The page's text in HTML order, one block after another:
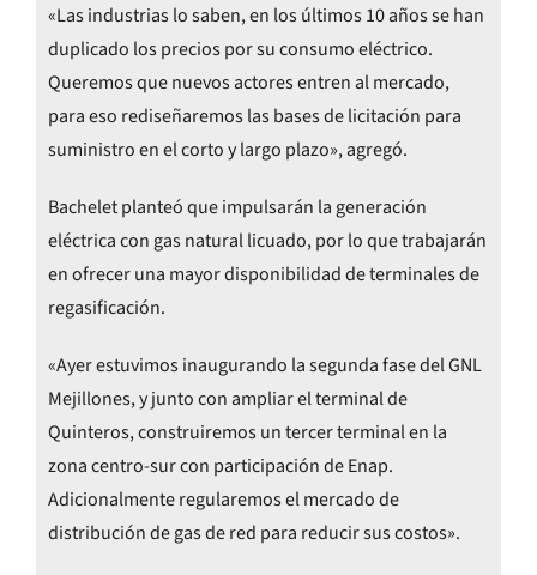
«Las industrias lo saben, en los últimos 10 años se han
duplicado los precios por su consumo eléctrico.
Queremos que nuevos actores entren al mercado,
para eso rediseñaremos las bases de licitación para
suministro en el corto y largo plazo», agregó.
Bachelet planteó que impulsarán la generación
eléctrica con gas natural licuado, por lo que trabajarán
en ofrecer una mayor disponibilidad de terminales de
regasificación.
«Ayer estuvimos inaugurando la segunda fase del GNL
Mejillones, y junto con ampliar el terminal de
Quinteros, construiremos un tercer terminal en la
zona centro-sur con participación de Enap.
Adicionalmente regularemos el mercado de
distribución de gas de red para reducir sus costos».